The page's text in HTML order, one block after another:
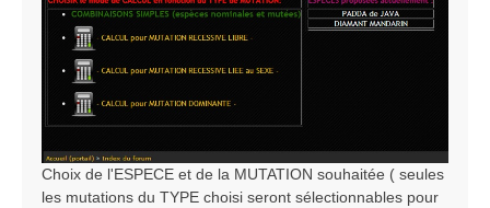
Choix de l'ESPECE et de la MUTATION souhaitée ( seules
les mutations du TYPE choisi seront sélectionnables pour